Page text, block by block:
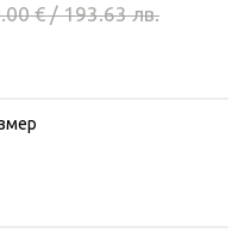
€ / 193.63 лв.